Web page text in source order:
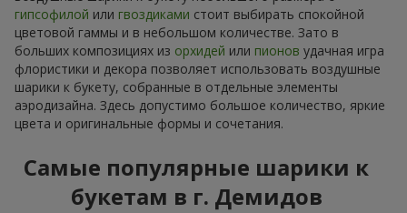
гипсофилой или гвоздиками стоит выбирать спокойной
цветовой гаммы и в небольшом количестве. Зато в
больших композициях из орхидей или пионов удачная игра
флористики и декора позволяет использовать воздушные
шарики к букету, собранные в отдельные элементы
аэродизайна. Здесь допустимо большое количество, яркие
цвета и оригинальные формы и сочетания.
Самые популярные шарики к
букетам в г. Демидов